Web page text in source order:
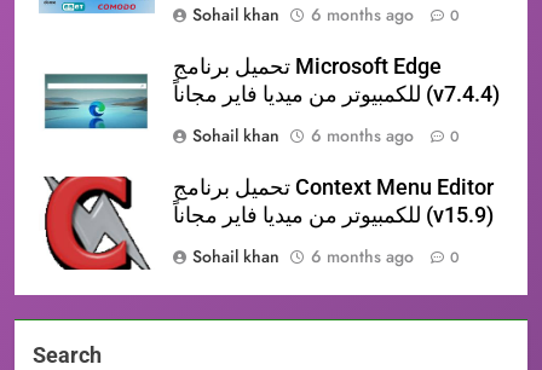
Sohail khan
6 months ago 0
تحميل برنامج Microsoft Edge
للكمبيوتر من ميديا فاير مجاناً (v7.4.4)
Sohail khan
6 months ago 0
تحميل برنامج Context Menu Editor
للكمبيوتر من ميديا فاير مجاناً (v15.9)
Sohail khan
6 months ago 0
Search